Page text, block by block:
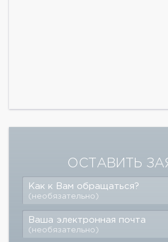
ОСТАВИТЬ
Как к Вам обращаться?
(необязательно)
Ваша электронная почта
(необязательно)